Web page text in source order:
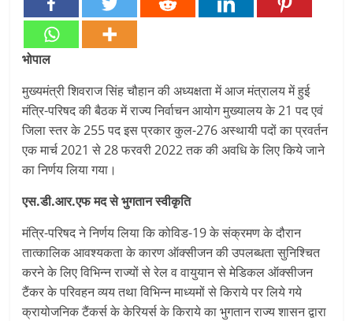
भोपाल
मुख्यमंत्री शिवराज सिंह चौहान की अध्यक्षता में आज मंत्रालय में हुई
मंत्रि-परिषद की बैठक में राज्य निर्वाचन आयोग मुख्यालय के 21 पद एवं
जिला स्तर के 255 पद इस प्रकार कुल-276 अस्थायी पदों का प्रवर्तन
एक मार्च 2021 से 28 फरवरी 2022 तक की अवधि के लिए किये जाने
का निर्णय लिया गया।
एस.डी.आर.एफ मद से भुगतान स्वीकृति
मंत्रि-परिषद ने निर्णय लिया कि कोविड-19 के संक्रमण के दौरान
तात्कालिक आवश्यकता के कारण ऑक्सीजन की उपलब्धता सुनिश्चित
करने के लिए विभिन्न राज्यों से रेल व वायुयान से मेडिकल ऑक्सीजन
टैंकर के परिवहन व्यय तथा विभिन्न माध्यमों से किराये पर लिये गये
क्रायोजनिक टैंकर्स के केरियर्स के किराये का भुगतान राज्य शासन द्वारा